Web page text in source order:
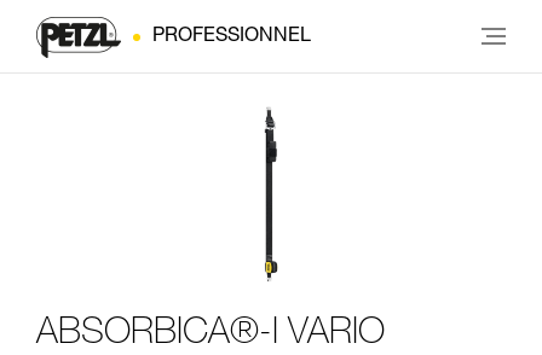
PROFESSIONNEL
ABSORBICA®-I VARIO